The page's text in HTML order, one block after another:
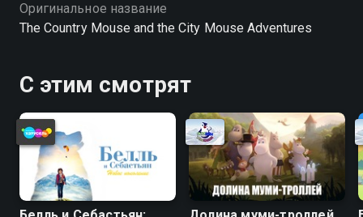
Оригинальное название
The Country Mouse and the City Mouse Adventures
С этим смотрят